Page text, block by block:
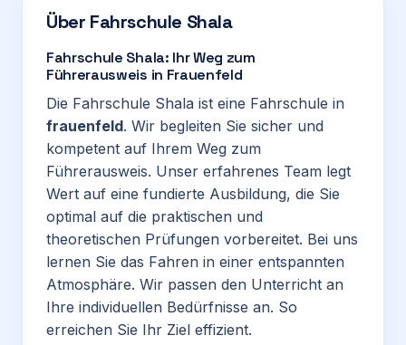
Über Fahrschule Shala
Fahrschule Shala: Ihr Weg zum
Führerausweis in Frauenfeld
Die Fahrschule Shala ist eine Fahrschule in
frauenfeld. Wir begleiten Sie sicher und
kompetent auf Ihrem Weg zum
Führerausweis. Unser erfahrenes Team legt
Wert auf eine fundierte Ausbildung, die Sie
optimal auf die praktischen und
theoretischen Prüfungen vorbereitet. Bei uns
lernen Sie das Fahren in einer entspannten
Atmosphäre. Wir passen den Unterricht an
Ihre individuellen Bedürfnisse an. So
erreichen Sie Ihr Ziel effizient.